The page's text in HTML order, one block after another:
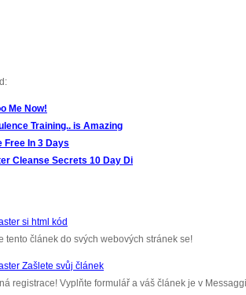
Me Now!
Training.. is Amazing
Free In 3 Days
Cleanse Secrets 10 Day Di
si html kód
tento článek do svých webových stránek se!
Zašlete svůj článek
registrace! Vyplňte formulář a váš článek je v